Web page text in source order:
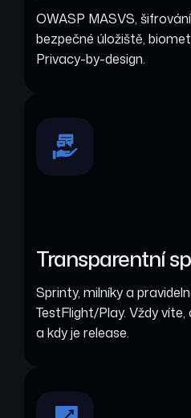
OWASP MASVS,
bezpečné úložiště,
Privacy-by-design.
Transparentní
Sprinty, milníky a
TestFlight/Play. Vždy
a kdy je release.